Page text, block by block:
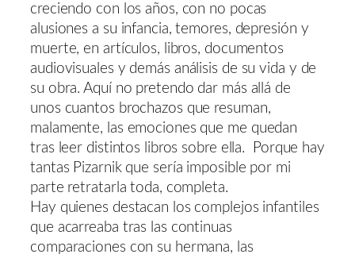
creciendo con los años, con no pocas
alusiones a su infancia, temores, depresión y
muerte, en artículos, libros, documentos
audiovisuales y demás análisis de su vida y de
su obra. Aquí no pretendo dar más allá de
unos cuantos brochazos que resuman,
malamente, las emociones que me quedan
tras leer distintos libros sobre ella. Porque hay
tantas Pizarnik que sería imposible por mi
parte retratarla toda, completa.
Hay quienes destacan los complejos infantiles
que acarreaba tras las continuas
comparaciones con su hermana, las